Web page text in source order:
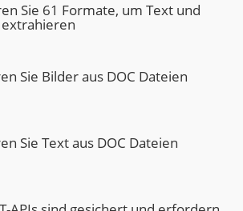
Sie 61 Formate, um Text und
Sie Bilder aus DOC Dateien
Sie Text aus DOC Dateien